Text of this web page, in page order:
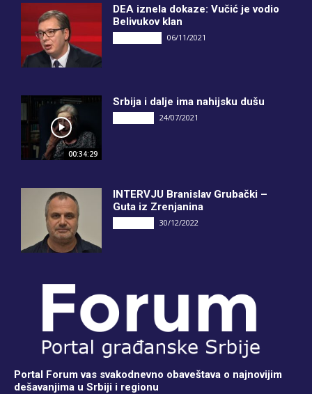
DEA iznela dokaze: Vučić je vodio
Belivukov klan
06/11/2021
00:34:29
Srbija i dalje ima nahijsku dušu
24/07/2021
INTERVJU Branislav Grubački –
Guta iz Zrenjanina
30/12/2022
Portal Forum vas svakodnevno obaveštava o najnovijim
dešavanjima u Srbiji i regionu